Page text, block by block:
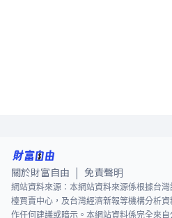
關於財富自由 免責聲明
網站資料來源：本網站資料來源係根據台
檯買賣中心，及台灣經濟新報等機構分析
作任何建議或暗示。本網站資料係完全來